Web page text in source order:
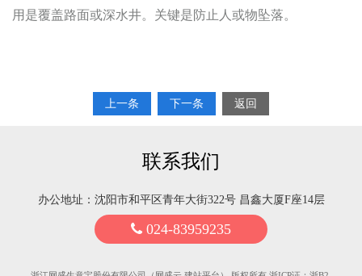
用是覆盖路面或深水井。关键是防止人或物坠落。
上一条 下一条 返回
联系我们
办公地址：沈阳市和平区青年大街322号 昌鑫大厦F座14层
024-83959235